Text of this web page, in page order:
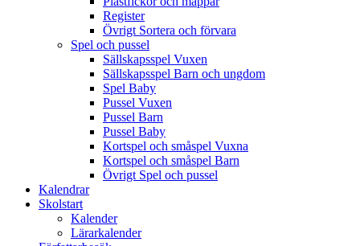
Register
Övrigt Sortera och förvara
Spel och pussel
Sällskapsspel Vuxen
Sällskapsspel Barn och ungdom
Spel Baby
Pussel Vuxen
Pussel Barn
Pussel Baby
Kortspel och småspel Vuxna
Kortspel och småspel Barn
Övrigt Spel och pussel
Kalendrar
Skolstart
Kalender
Lärarkalender